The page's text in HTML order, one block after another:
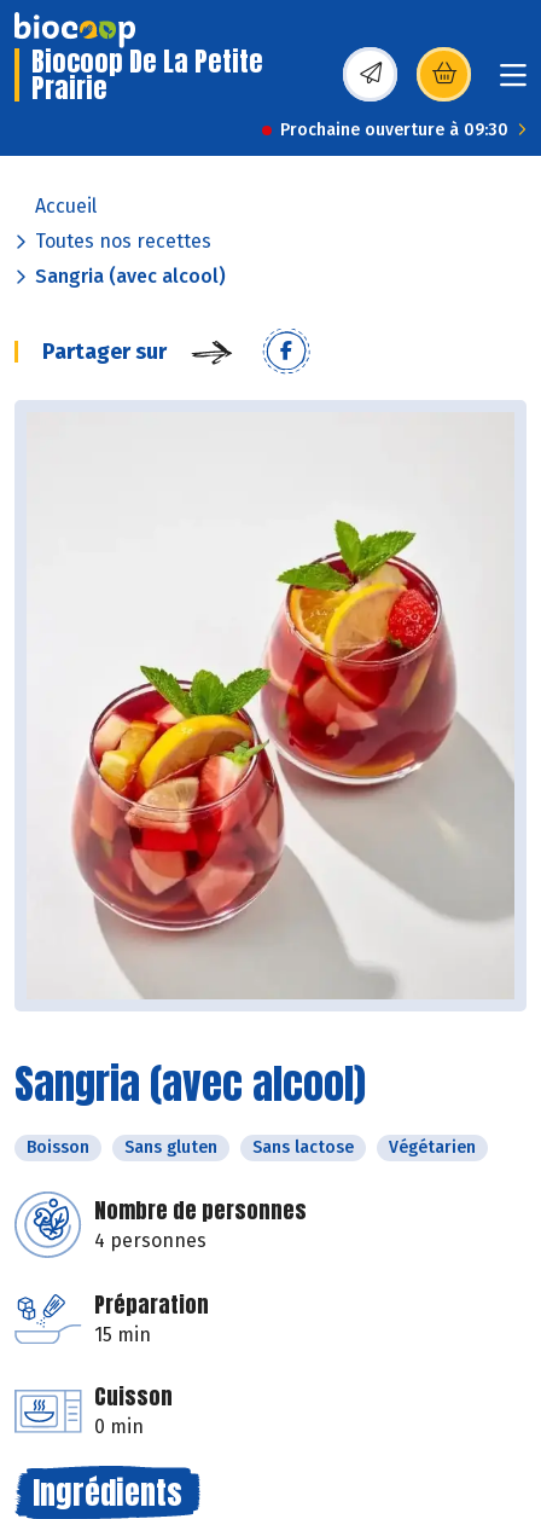
Biocoop De La Petite
Prairie (s’ouvre dans une
Prochaine ouverture à 09:30
Accueil
Toutes nos recettes
Sangria (avec alcool)
Partager sur
Sangria (avec alcool)
Boisson Sans gluten Sans lactose Végétarien
Nombre de personnes
4 personnes
Préparation
15 min
Cuisson
0 min
Ingrédients